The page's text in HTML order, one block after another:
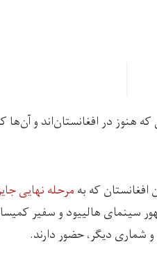
هنوز در افغانستان‌اند و آن‌ها
افغانستان که بهمرحله نهایی
مشهور سینمای هالییود و سفیر
شماری دیگر، حضور دارند.